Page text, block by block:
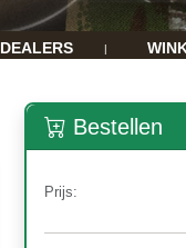
DEALERS |
Bestellen
Prijs: